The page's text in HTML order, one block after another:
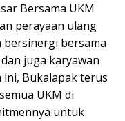
Bersama UKM
perayaan ulang
bersama
juga karyawan
ini, Bukalapak terus
UKM di
untuk